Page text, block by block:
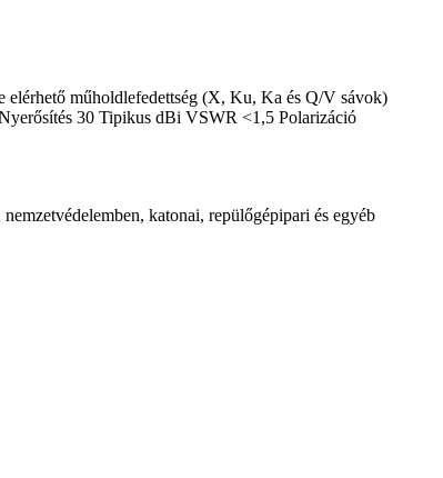
műholdlefedettség (X, Ku, Ka és Q/V sávok)
30 Tipikus dBi VSWR <1,5 Polarizáció
katonai, repülőgépipari és egyéb